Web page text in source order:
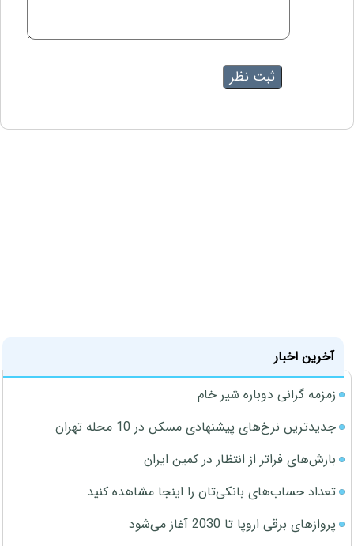
آخرین اخبار
زمزمه گرانی دوباره شیر خام
جدیدترین نرخ‌های پیشنهادی مسکن در 10 محله تهران
بارش‌های فراتر از انتظار در کمین ایران
تعداد حساب‌های بانکی‌تان را اینجا مشاهده کنید
پروازهای برقی اروپا تا 2030 آغاز می‌شود